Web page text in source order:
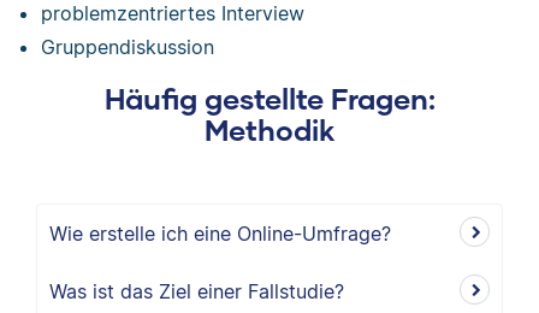
problemzentriertes Interview
Gruppendiskussion
Häufig gestellte Fragen:
Methodik
Wie erstelle ich eine Online-Umfrage?
Was ist das Ziel einer Fallstudie?